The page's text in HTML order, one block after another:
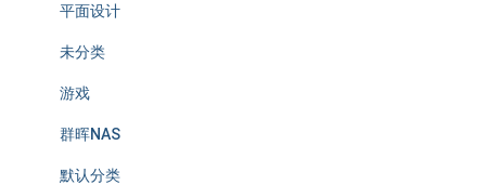
平面设计
未分类
游戏
群晖NAS
默认分类